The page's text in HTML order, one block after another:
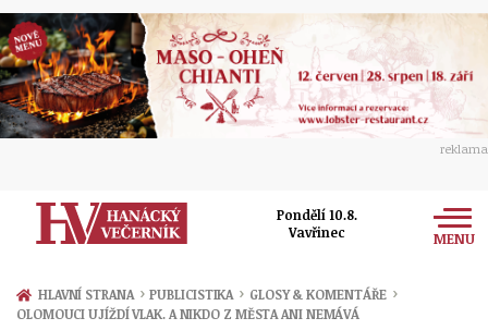
reklama
Pondělí 10.8.
Vavřinec
MENU
Zprávy
HLAVNÍ STRANA › PUBLICISTIKA › GLOSY & KOMENTÁŘE ›
OLOMOUCI UJÍŽDÍ VLAK. A NIKDO Z MĚSTA ANI NEMÁVÁ